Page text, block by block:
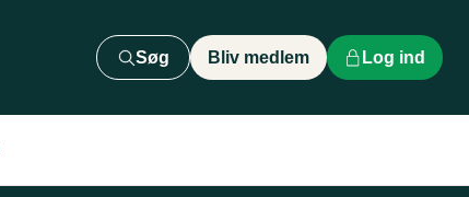
Søg Bliv medlem Log ind